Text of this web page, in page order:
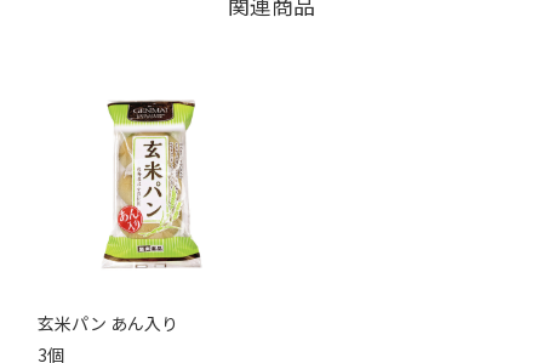
玄米パン あん入り
3個